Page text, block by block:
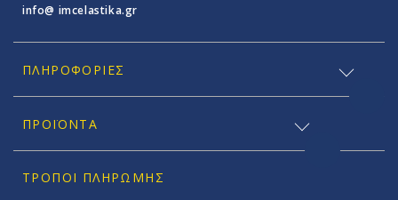
info@ imcelastika.gr
ΠΛΗΡΟΦΟΡΊΕΣ
ΠΡΟΪΟΝΤΑ
ΤΡΌΠΟΙ ΠΛΗΡΩΜΉΣ